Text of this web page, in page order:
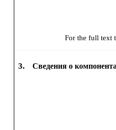
For the full text
3. Сведения о